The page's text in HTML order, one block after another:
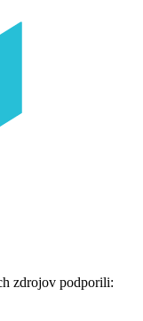
zdrojov podporili: